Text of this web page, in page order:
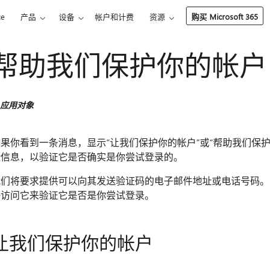
产品 设备 帐户和计费 资源 购买 Microsoft 365
助我们保护你的帐户
应用对象
你看到一条消息，显示“让我们保护你的帐户”或“帮助我们保
息，以验证它是否确实是你尝试登录的。
将要求提供可以向其发送验证码的电子邮件地址或电话号码。
问它来验证它是否是你尝试登录。
我们保护你的帐户